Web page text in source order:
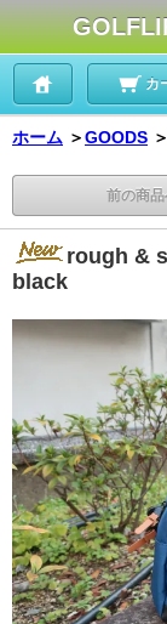
カ
ホーム ＞GOODS ＞
前の商品
rough &
black